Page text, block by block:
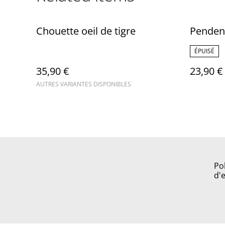
Chouette oeil de tigre
35,90 €
AUTRES VARIANTES DISPONIBLES
ÉPUISÉ
23,90 €